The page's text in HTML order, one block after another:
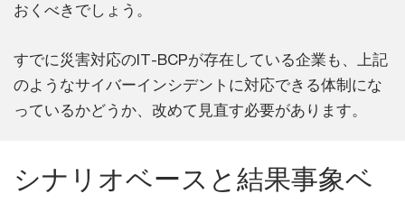
おくべきでしょう。
すでに災害対応のIT-BCPが存在している企業も、上記
のようなサイバーインシデントに対応できる体制にな
っているかどうか、改めて見直す必要があります。
シナリオベースと結果事象ベ